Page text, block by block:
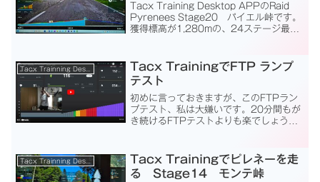
Tacx Training Desktop APPのRaid
Pyrenees Stage20 パイエル峠です。
獲得標高が1,280mの、24ステージ最後
19k...
Tacx TrainingでFTP ランプ
テスト
初めに言っておきますが、このFTPラン
プテスト、私は大嫌いです。20分間もが
き続けるFTPテストよりも楽でしょう
ん。最初からモニタと動画は撮りっぱな
しで、今回はこの動画の...
Tacx Trainning Desktop App
Tacx Trainingでピレネーを走
る Stage14 モンテ峠